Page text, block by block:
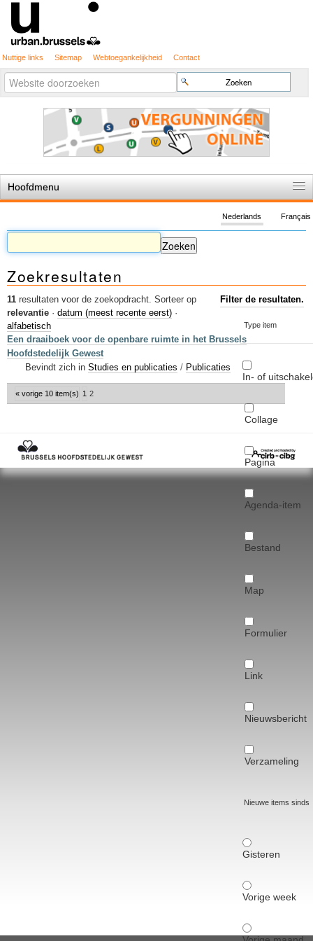
Nuttige links Sitemap Webtoegankelijkheid Contact
Zoek
Geavanceerd
zoeken...
Hoofdmenu
De spelregels
Stedenbouwkundige vergunning
Cartografie
Studies en publicaties
Sleutelwoorden
Stedenbouwkundige inlichtingen
Français
Nederlands
Zoekresultaten
11 resultaten voor de zoekopdracht. Filter de resultaten.
Type item
In- of
Collage
Pagina
Agenda-item
Bestand
Map
Formulier
Link
Nieuwsbericht
Verzameling
Nieuwe items sinds
Gisteren
Vorige week
Sorteer op
relevantie · datum (meest recente eerst) ·
alfabetisch
Een draaiboek voor de openbare ruimte in het Brussels
Hoofdstedelijk Gewest
Bevindt zich in Studies en publicaties / Publicaties
« vorige 10 item(s) 1 2